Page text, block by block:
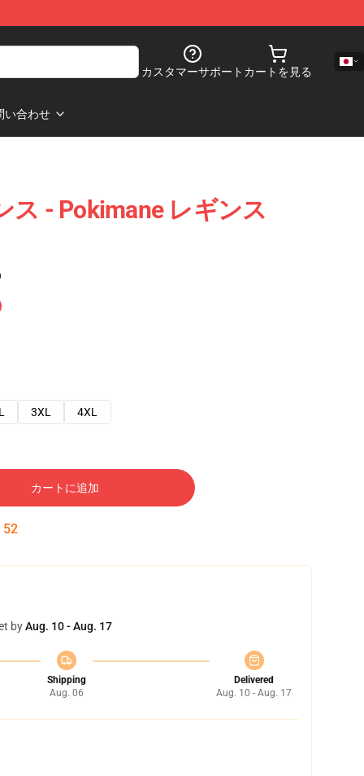
カスタマーサポート カートを見る
い合わせ
ス - Pokimane レギンス
3XL 4XL
カートに追加
52
byAug. 10 - Aug. 17
Shipping
Aug. 06
Delivered
Aug. 10 - Aug. 17